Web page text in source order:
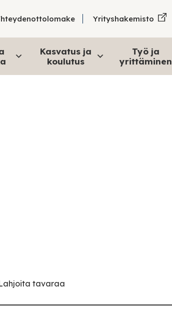
Yrityshakemisto
Kasvatus ja
koulutus
Työ ja
yrittäminen
tavaraa